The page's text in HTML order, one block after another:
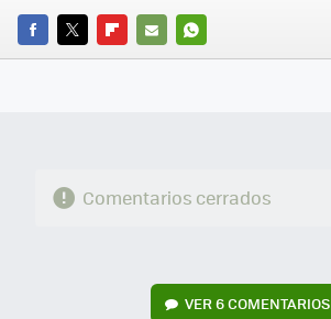
FACEBOOK
TWITTERFLIPBOARD
E-
WHATSAPP
Comentarios cerrados
VER6 COMENTARIOS